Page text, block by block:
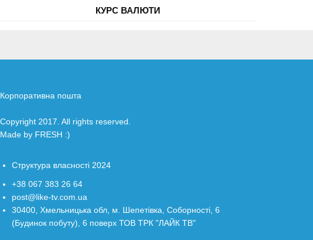
КУРС ВАЛЮТИ
Корпоративна пошта
Copyright 2017. All rights reserved.
Made by FRESH :)
Структура власності 2024
+38 067 383 26 64
post@like-tv.com.ua
30400, Хмельницька обл, м. Шепетівка, Соборності, 6
(Будинок побуту), 6 поверх ТОВ ТРК "ЛАЙК ТВ"